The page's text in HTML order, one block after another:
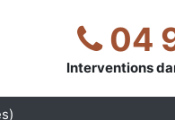
04
Interventions